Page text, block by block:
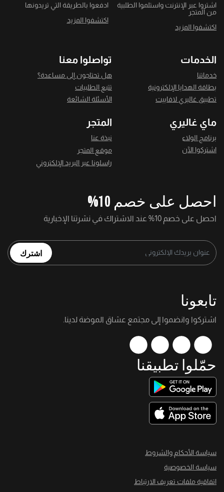
اشتروا عبر الإنترنت واستلموا الطلبية
من المتجر
اكتشفوا المزيد
ادفعوا بالطريقة التي تريدونها
اكتشفوا المزيد
الخدمات
خدماتنا
بطاقة الهدايا الإلكترونية
تطبيق غاليري لافاييت
تواصلوا معنا
هل تحتاجون إلى مساعدة؟
تتبع الطلبيات
الأسئلة الشائعة
ماي غاليري
برنامج الولاء
اشتركوا الآن
المتجر
نبذة عنا
موقع المتجر
راسلونا عبر البريد الإلكتروني
احصل على خصم 10%
احصل على خصم 10% عند الاشتراك في نشرتنا الإخبارية
اشترك
تابعونا
اشتركوا وانضموا إلى مجتمع عشاق الموضة لدينا.
حمّلوا تطبيقنا
سياسة الأحكام والشروط
سياسة الخصوصية
اتفاقية ملفات تعريف الارتباط